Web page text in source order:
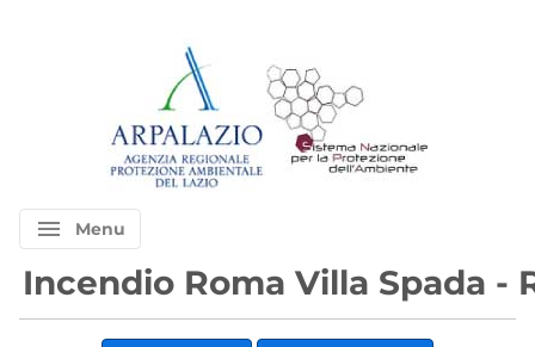
menu Menu
Incendio Roma Villa Spada